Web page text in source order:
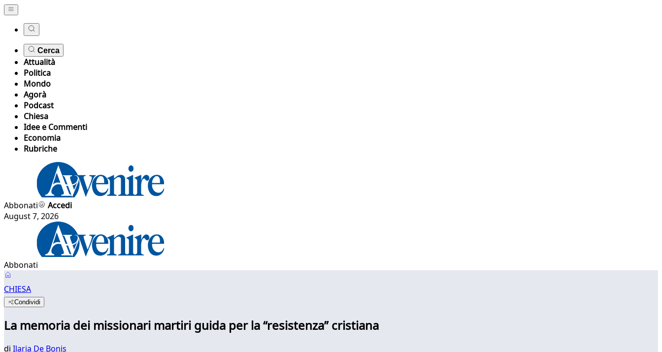
Cerca
Attualità
Politica
Mondo
Agorà
Podcast
Chiesa
Idee e Commenti
Economia
Rubriche
Abbonati
Accedi
August 7, 2026
Abbonati
CHIESA
Condividi
La memoria dei missionari martiri guida per la “resistenza” cristiana
di Ilaria De Bonis